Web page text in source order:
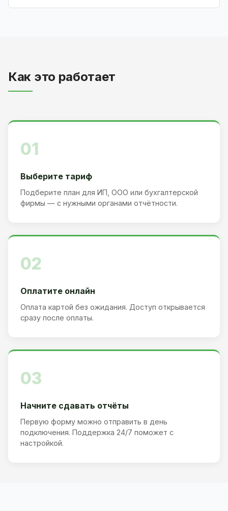
Как это работает
01
Выберите тариф
Подберите план для ИП, ООО или бухгалтерской
фирмы — с нужными органами отчётности.
02
Оплатите онлайн
Оплата картой без ожидания. Доступ открывается
сразу после оплаты.
03
Начните сдавать отчёты
Первую форму можно отправить в день
подключения. Поддержка 24/7 поможет с
настройкой.